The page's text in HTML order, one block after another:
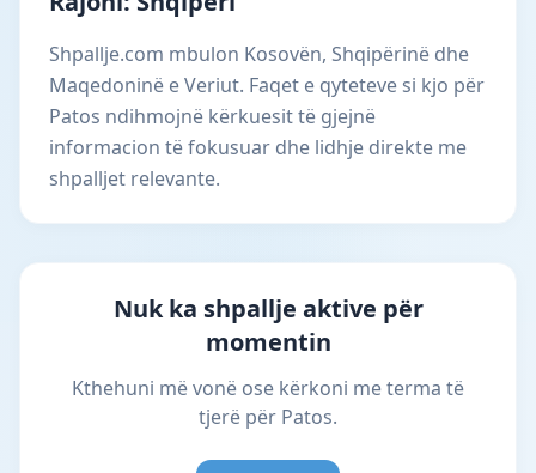
Shpallje.com mbulon Kosovën, Shqipërinë dhe
Maqedoninë e Veriut. Faqet e qyteteve si kjo për
Patos ndihmojnë kërkuesit të gjejnë
informacion të fokusuar dhe lidhje direkte me
shpalljet relevante.
Nuk ka shpallje aktive për
momentin
Kthehuni më vonë ose kërkoni me terma të
tjerë për Patos.